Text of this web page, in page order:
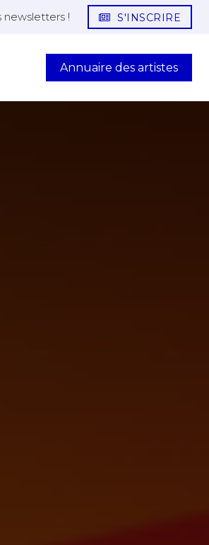
newsletters ! S'INSCRIRE
Annuaire des artistes